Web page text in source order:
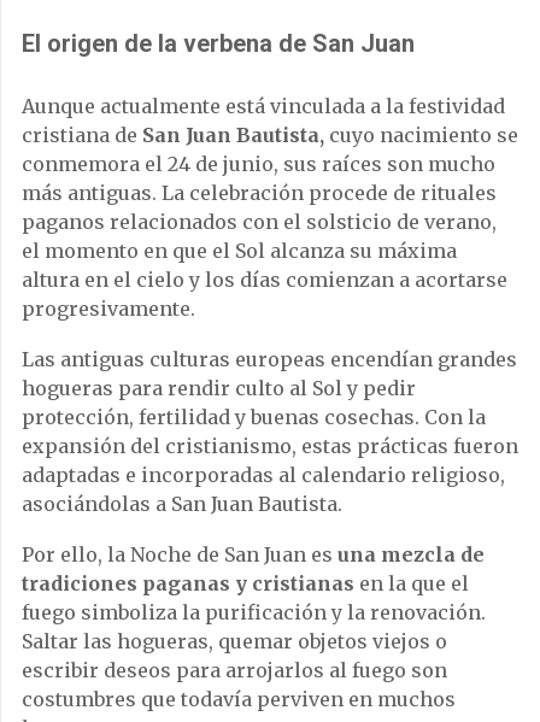
El origen de la verbena de San Juan
Aunque actualmente está vinculada a la festividad
cristiana de San Juan Bautista, cuyo nacimiento se
conmemora el 24 de junio, sus raíces son mucho
más antiguas. La celebración procede de rituales
paganos relacionados con el solsticio de verano,
el momento en que el Sol alcanza su máxima
altura en el cielo y los días comienzan a acortarse
progresivamente.
Las antiguas culturas europeas encendían grandes
hogueras para rendir culto al Sol y pedir
protección, fertilidad y buenas cosechas. Con la
expansión del cristianismo, estas prácticas fueron
adaptadas e incorporadas al calendario religioso,
asociándolas a San Juan Bautista.
Por ello, la Noche de San Juan es una mezcla de
tradiciones paganas y cristianas en la que el
fuego simboliza la purificación y la renovación.
Saltar las hogueras, quemar objetos viejos o
escribir deseos para arrojarlos al fuego son
costumbres que todavía perviven en muchos